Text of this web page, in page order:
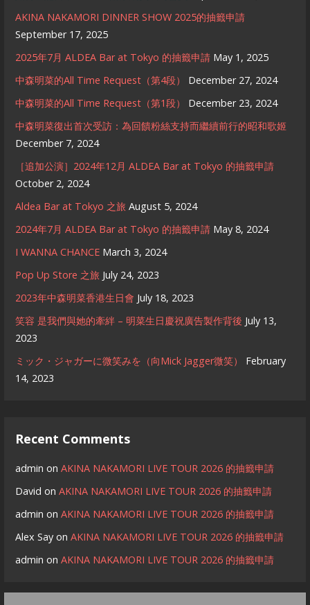
AKINA NAKAMORI DINNER SHOW 2025的抽籤申請
September 17, 2025
2025年7月 ALDEA Bar at Tokyo 的抽籤申請 May 1, 2025
中森明菜的All Time Request（第4段）
December 27, 2024
中森明菜的All Time Request（第1段）
December 23, 2024
中森明菜復出首次受訪：為回饋粉絲支持而繼續前行的昭和歌姬
December 7, 2024
［追加公演］2024年12月 ALDEA Bar at Tokyo 的抽籤申請
October 2, 2024
Aldea Bar at Tokyo 之旅 August 5, 2024
2024年7月 ALDEA Bar at Tokyo 的抽籤申請 May 8, 2024
I WANNA CHANCE March 3, 2024
Pop Up Store 之旅 July 24, 2023
2023年中森明菜香港生日會 July 18, 2023
笑容 是我們與她的牽絆 – 明菜生日慶祝廣告製作背後 July 13,
2023
ミック・ジャガーに微笑みを（向Mick Jagger微笑）
February
14, 2023
Recent Comments
admin onAKINA NAKAMORI LIVE TOUR 2026 的抽籤申請
David onAKINA NAKAMORI LIVE TOUR 2026 的抽籤申請
admin onAKINA NAKAMORI LIVE TOUR 2026 的抽籤申請
Alex Say onAKINA NAKAMORI LIVE TOUR 2026 的抽籤申請
admin onAKINA NAKAMORI LIVE TOUR 2026 的抽籤申請